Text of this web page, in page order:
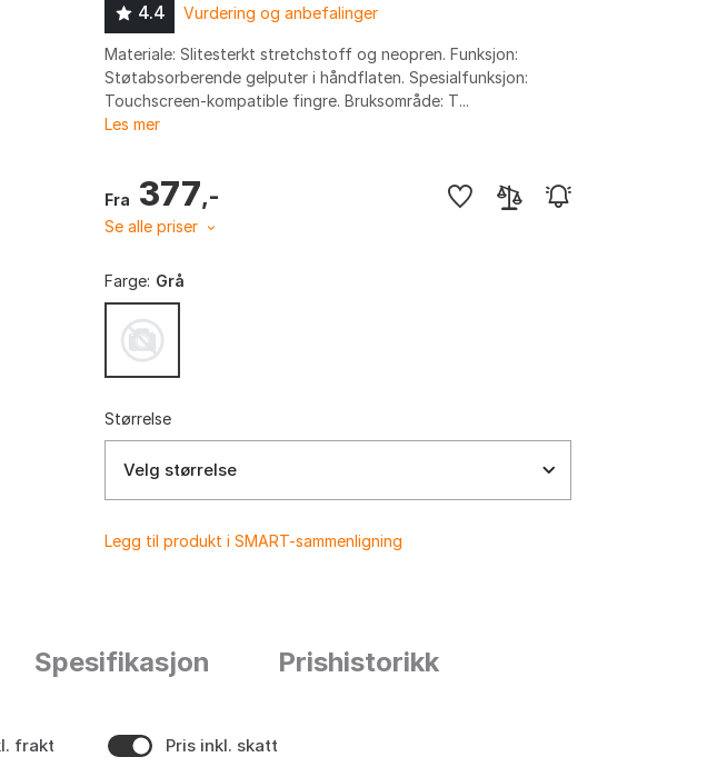
4.4 Vurdering og anbefalinger
Materiale: Slitesterkt stretchstoff og neopren. Funksjon:
Støtabsorberende gelputer i håndflaten. Spesialfunksjon:
Touchscreen-kompatible fingre. Bruksområde: T...
Les mer
Fra 377,-
Se alle priser
Farge: Grå
Størrelse
Velg størrelse
Legg til produkt i SMART-sammenligning
Spesifikasjon Prishistorikk
frakt Pris inkl. skatt